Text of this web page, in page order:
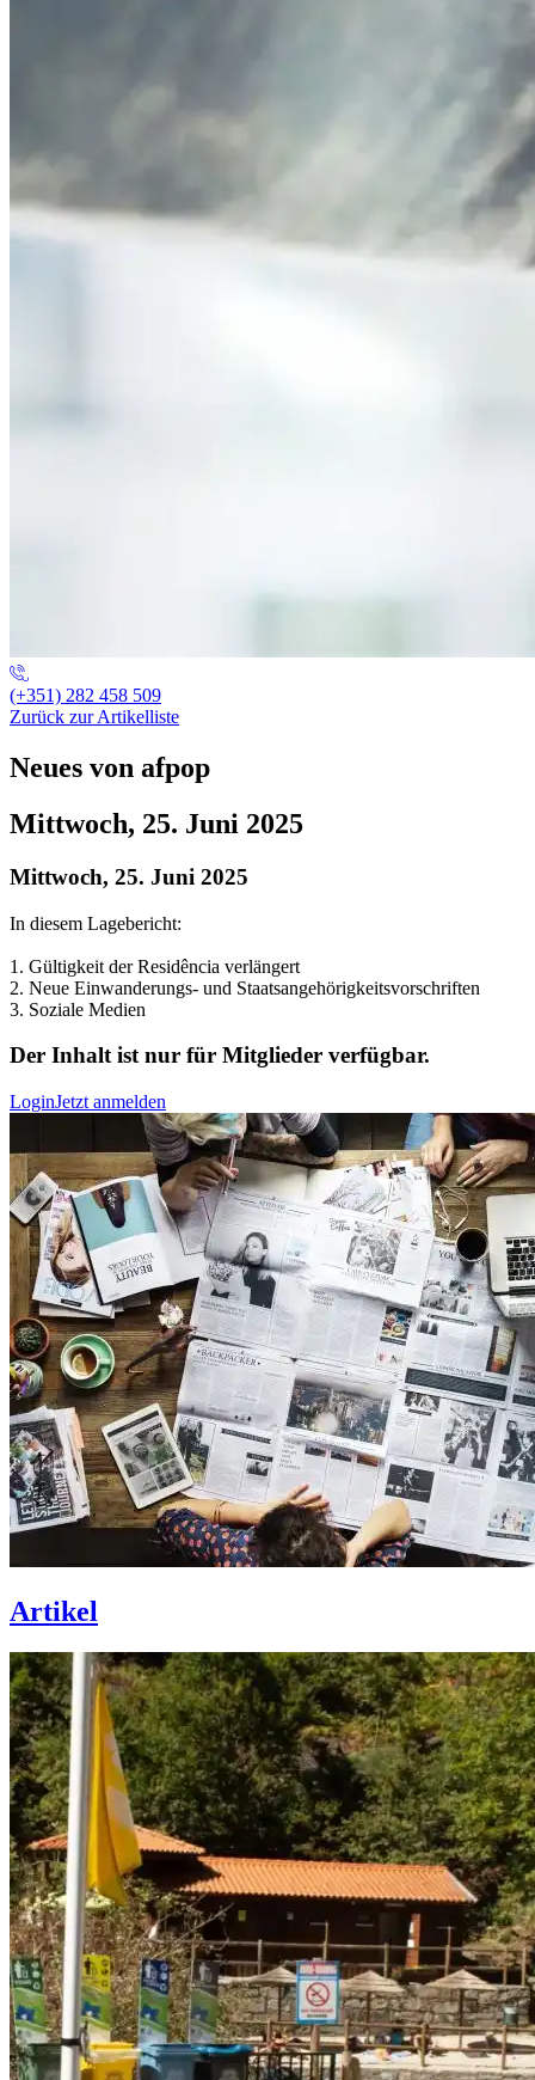
(+351) 282 458 509
Zurück zur Artikelliste
Neues von afpop
Mittwoch, 25. Juni 2025
Mittwoch, 25. Juni 2025
In diesem Lagebericht:
1. Gültigkeit der Residência verlängert
2. Neue Einwanderungs- und Staatsangehörigkeitsvorschriften
3. Soziale Medien
Der Inhalt ist nur für Mitglieder verfügbar.
LoginJetzt anmelden
Artikel